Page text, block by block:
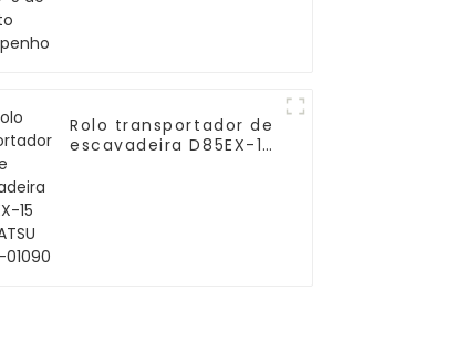
Rolo transportador de
escavadeira D85EX-15